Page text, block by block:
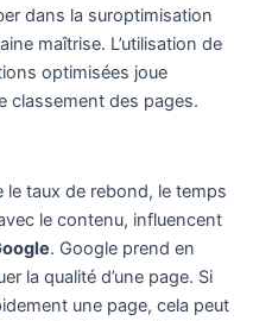
dans la suroptimisation
maîtrise. L’utilisation de
optimisées joue
classement des pages.
le taux de rebond, le temps
le contenu, influencent
. Google prend en
la qualité d’une page. Si
une page, cela peut